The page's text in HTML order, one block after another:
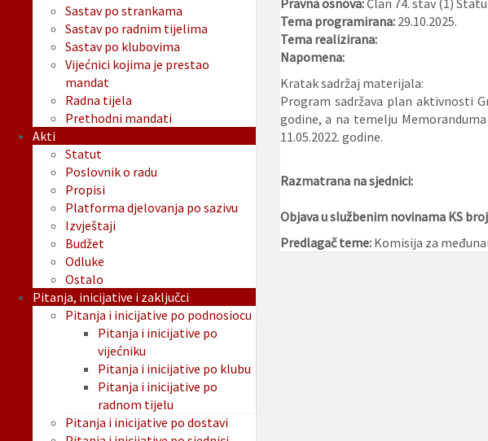
Pravna osnova:Član 74. stav (1)
Tema programirana: 29.10.2025.
Tema realizirana:
Napomena:
Kratak sadržaj materijala:
Program sadržava plan aktivnosti
godine, a na temelju
11.05.2022. godine.
Razmatrana na sjednici:
Objava u službenim novinama KS
Predlagač teme: Komisija za
Sastav po strankama
Sastav po radnim tijelima
Sastav po klubovima
Vijećnici kojima je prestao
mandat
Radna tijela
Prethodni mandati
Akti
Statut
Poslovnik o radu
Propisi
Platforma djelovanja po sazivu
Izvještaji
Budžet
Odluke
Ostalo
Pitanja, inicijative i zaključci
Pitanja i inicijative po podnosiocu
Pitanja i inicijative po
vijećniku
Pitanja i inicijative po klubu
Pitanja i inicijative po
radnom tijelu
Pitanja i inicijative po dostavi